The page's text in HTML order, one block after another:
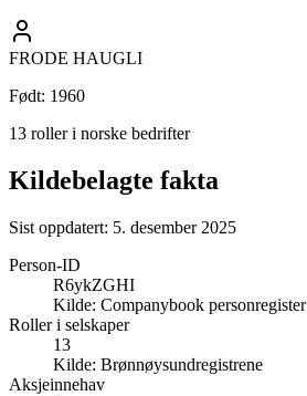
FRODE HAUGLI
Født: 1960
13 roller i norske bedrifter
Kildebelagte fakta
Sist oppdatert: 5. desember 2025
Person-ID
R6ykZGHI
Kilde: Companybook personregister
Roller i selskaper
13
Kilde: Brønnøysundregistrene
Aksjeinnehav